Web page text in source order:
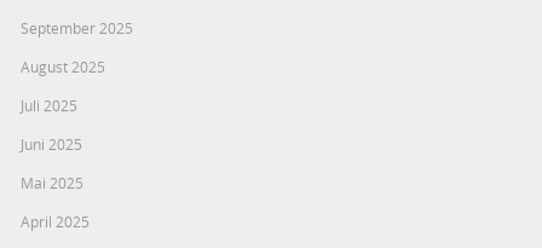
September 2025
August 2025
Juli 2025
Juni 2025
Mai 2025
April 2025